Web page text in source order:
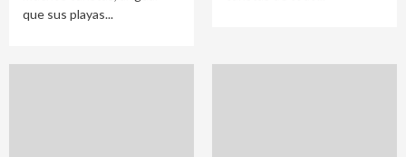
que sus playas...